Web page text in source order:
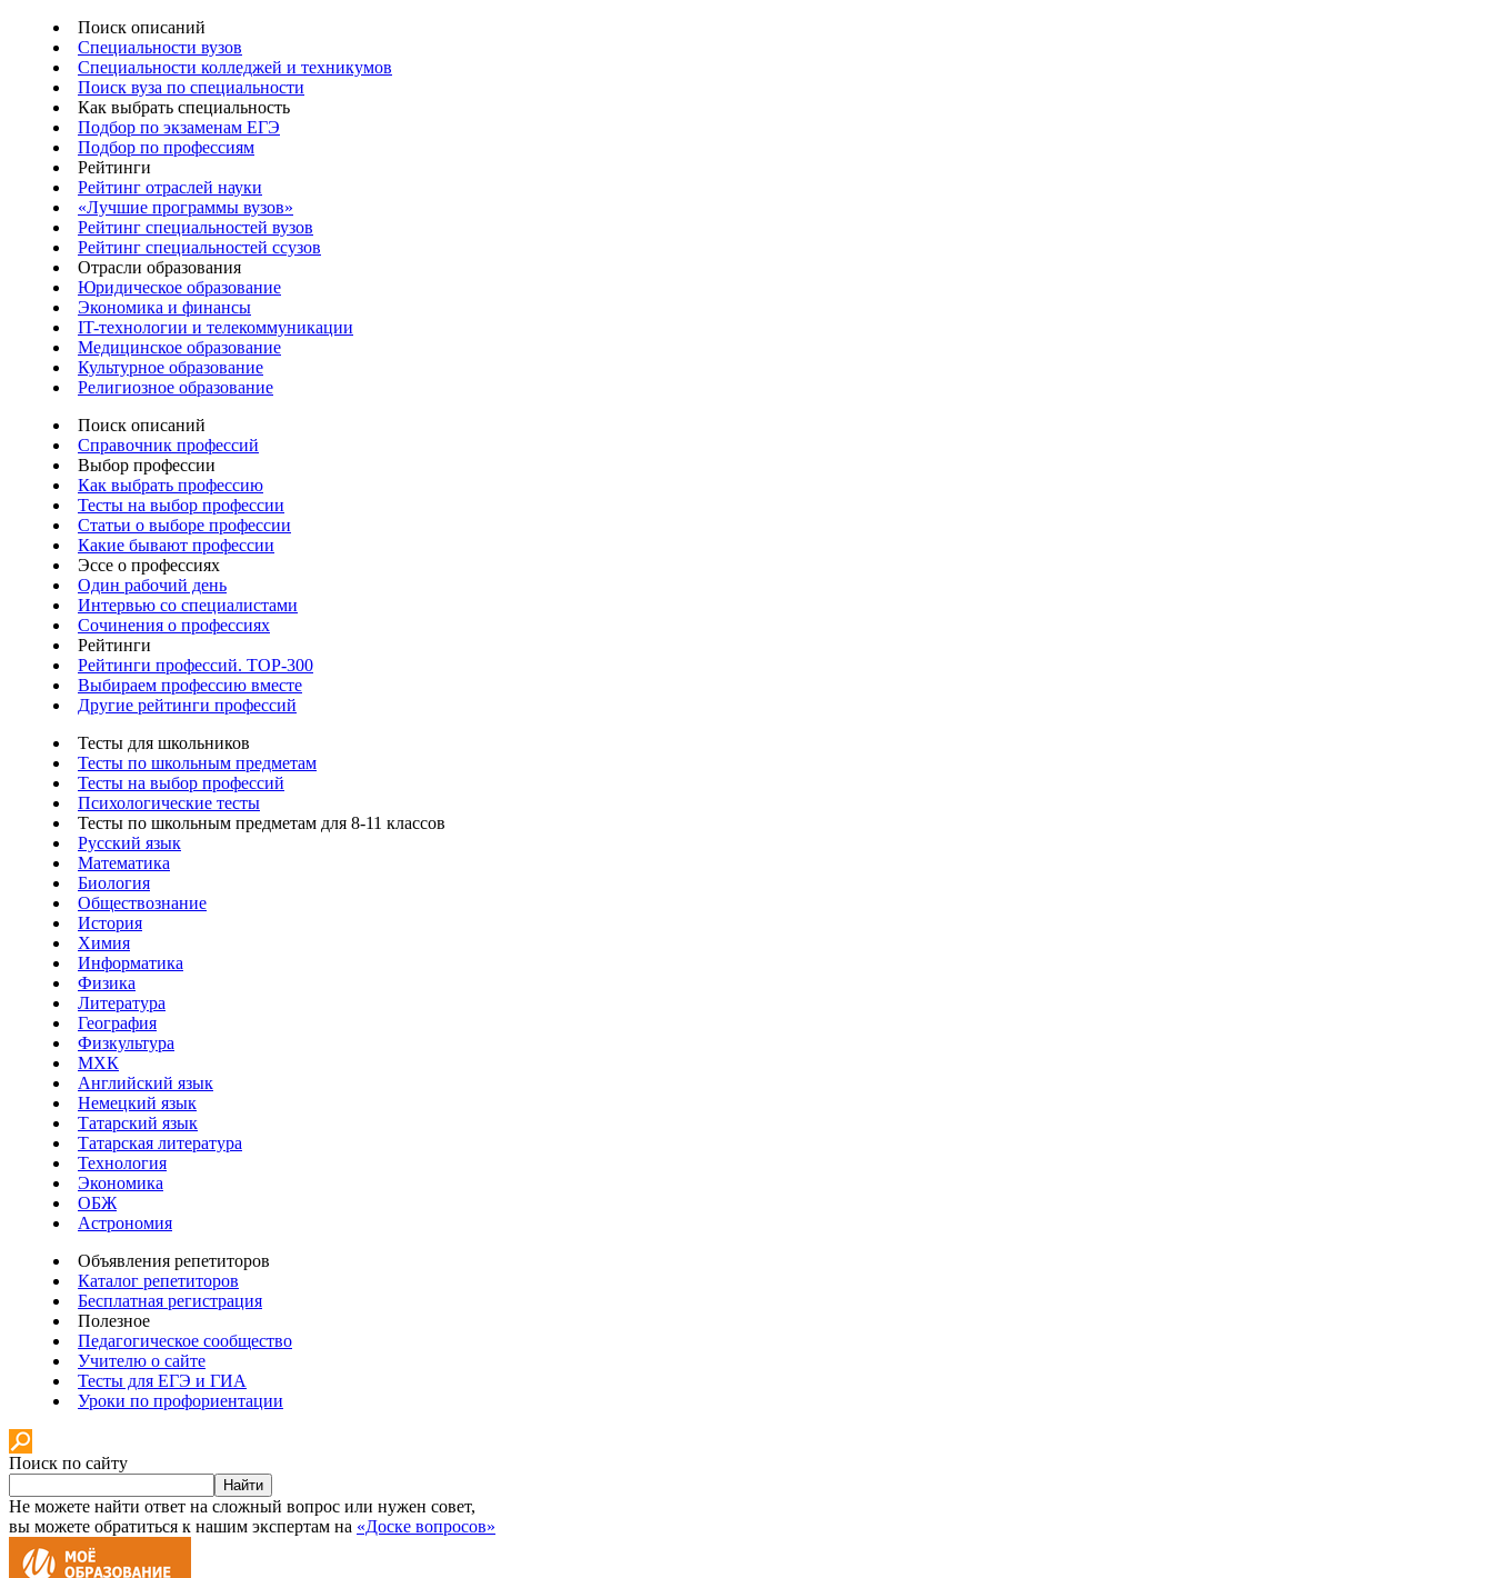
Поиск описаний
Специальности вузов
Специальности колледжей и техникумов
Поиск вуза по специальности
Как выбрать специальность
Подбор по экзаменам ЕГЭ
Подбор по профессиям
Рейтинги
Рейтинг отраслей науки
«Лучшие программы вузов»
Рейтинг специальностей вузов
Рейтинг специальностей ссузов
Отрасли образования
Юридическое образование
Экономика и финансы
IT-технологии и телекоммуникации
Медицинское образование
Культурное образование
Религиозное образование
Поиск описаний
Справочник профессий
Выбор профессии
Как выбрать профессию
Тесты на выбор профессии
Статьи о выборе профессии
Какие бывают профессии
Эссе о профессиях
Один рабочий день
Интервью со специалистами
Сочинения о профессиях
Рейтинги
Рейтинги профессий. TOP-300
Выбираем профессию вместе
Другие рейтинги профессий
Тесты для школьников
Тесты по школьным предметам
Тесты на выбор профессий
Психологические тесты
Тесты по школьным предметам для 8-11 классов
Русский язык
Математика
Биология
Обществознание
История
Химия
Информатика
Физика
Литература
География
Физкультура
МХК
Английский язык
Немецкий язык
Татарский язык
Татарская литература
Технология
Экономика
ОБЖ
Астрономия
Объявления репетиторов
Каталог репетиторов
Бесплатная регистрация
Полезное
Педагогическое сообщество
Учителю о сайте
Тесты для ЕГЭ и ГИА
Уроки по профориентации
Поиск по сайту
Найти
Не можете найти ответ на сложный вопрос или нужен совет,
вы можете обратиться к нашим экспертам на «Доске вопросов»